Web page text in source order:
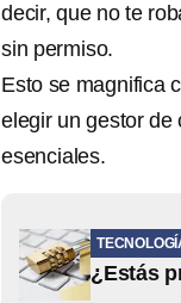
decir, que no te
sin permiso.
Esto se magnifica
elegir un gestor de
esenciales.
¿Estás